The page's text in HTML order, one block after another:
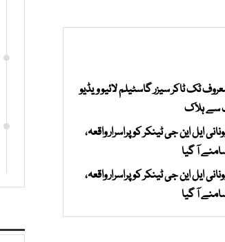
ٹک ٹاکر سیزر گاسٹیلم لائیو ویڈیو
سے ہلاک
ایل این جی ٹینکر کو پراسرار واقعہ،
آ گیا
ایل این جی ٹینکر کو پراسرار واقعہ،
آ گیا